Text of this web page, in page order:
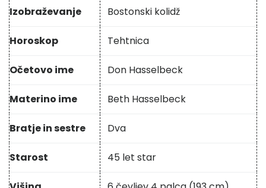
Izobraževanje Bostonski kolidž
Horoskop Tehtnica
Očetovo ime Don Hasselbeck
Materino ime Beth Hasselbeck
Bratje in sestre Dva
Starost 45 let star